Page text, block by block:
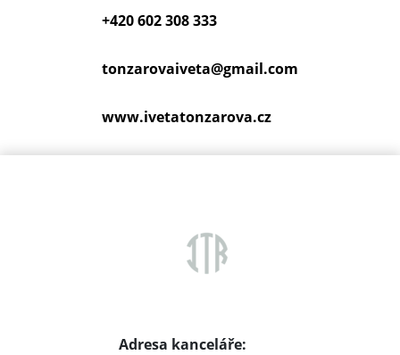
+420 602 308 333
tonzarovaiveta@gmail.com
www.ivetatonzarova.cz
Adresa kanceláře: